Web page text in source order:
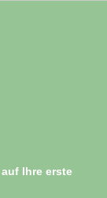
Ihre erste